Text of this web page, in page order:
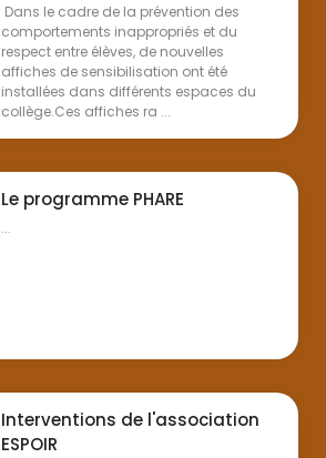
Dans le cadre de la prévention des
comportements inappropriés et du
respect entre élèves, de nouvelles
affiches de sensibilisation ont été
installées dans différents espaces du
collège.Ces affiches ra ...
Le programme PHARE
...
Interventions de l'association
ESPOIR